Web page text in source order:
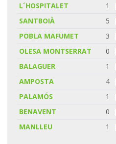
L´HOSPITALET
1
SANTBOIÀ
5
POBLA MAFUMET
3
OLESA MONTSERRAT
0
BALAGUER
1
AMPOSTA
4
PALAMÓS
1
BENAVENT
0
MANLLEU
1